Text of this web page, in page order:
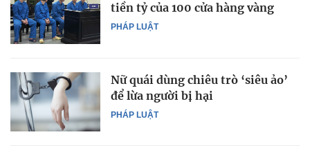
PHÁP LUẬT
tiền tỷ của 100 cửa hàng vàng
PHÁP LUẬT
Nữ quái dùng chiêu trò ‘siêu ảo’
để lừa người bị hại